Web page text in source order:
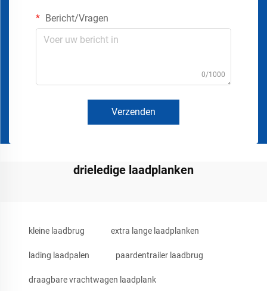
Bericht/Vragen
0/1000
Verzenden
drieledige laadplanken
kleine laadbrug extra lange laadplanken
lading laadpalen paardentrailer laadbrug
draagbare vrachtwagen laadplank